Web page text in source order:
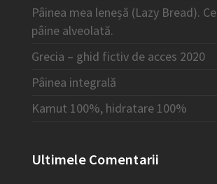
Pâinea mea leneșă (Lazy Bread).
pâine alveolată.
Grecia – ghid fictiv de acces 2020
Pâinea integrală
Kamut 100%, hidratare 100%
Ultimele Comentarii